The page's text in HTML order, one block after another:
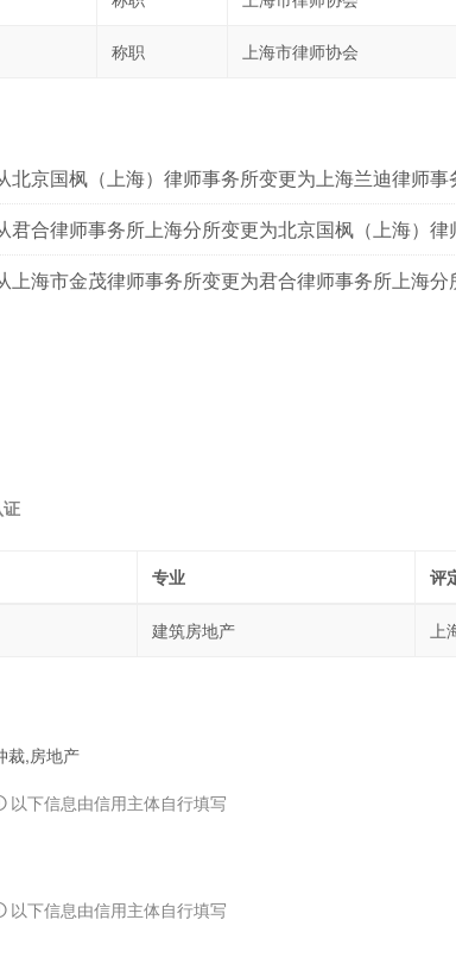
称职 上海市律师协会
北京国枫（上海）律师事务所变更为上海兰迪律师
君合律师事务所上海分所变更为北京国枫（上海）
上海市金茂律师事务所变更为君合律师事务所上海分
专业 评
建筑房地产
裁,房地产
以下信息由信用主体自行填写
以下信息由信用主体自行填写